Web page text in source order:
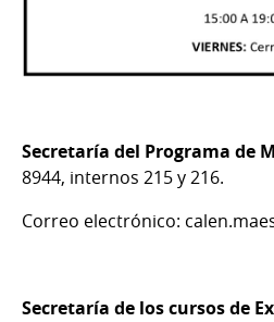
Secretaría del Programa de
8944, internos 215 y 216.
Correo electrónico:
Secretaría de los cursos de